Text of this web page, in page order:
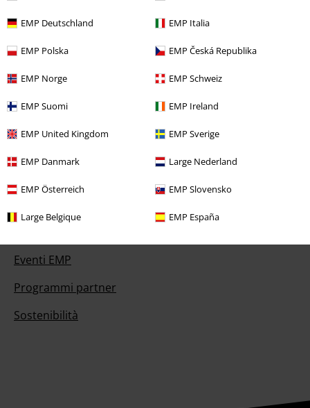
EMP Deutschland EMP Italia
EMP Polska EMP Česká Republika
EMP Norge EMP Schweiz
EMP Suomi EMP Ireland
EMP United Kingdom EMP Sverige
EMP Danmark Large Nederland
EMP Österreich EMP Slovensko
Large Belgique EMP España
Offerte per te
Concorsi
Regala un buono EMP
Sconto EMP per studenti
EMP Backstage Club
Eventi EMP
Programmi partner
Sostenibilità